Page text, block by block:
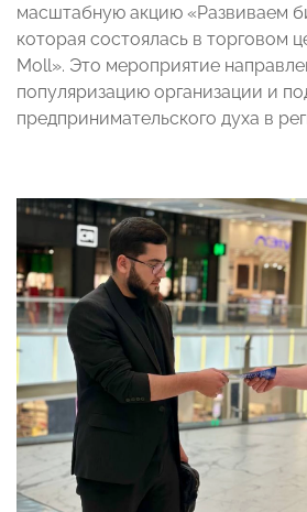
масштабную акцию «Развиваем
которая состоялась в торговом
Moll». Это мероприятие
популяризацию организации и
предпринимательского духа в